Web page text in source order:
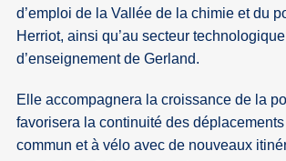
d’emploi de la Vallée de la chimie et du
Herriot, ainsi qu’au secteur
d’enseignement de Gerland.
Elle accompagnera la croissance de la
favorisera la continuité des
commun et à vélo avec de nouveaux